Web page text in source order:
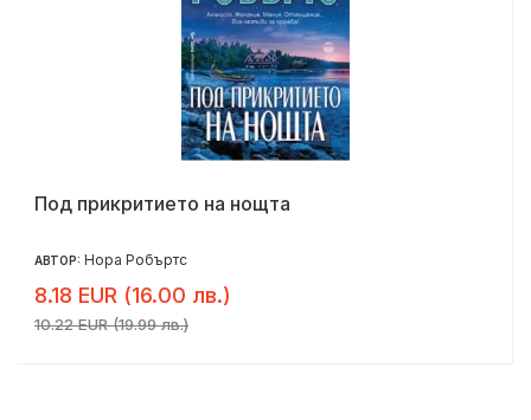
Малкият хотел в Исландия
АВТОР: Джули Каплин
8.18 EUR (16.00 лв.)
10.22 EUR (19.99 лв.)